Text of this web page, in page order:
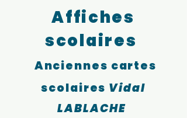
Affiches
scolaires
Anciennes cartes
scolaires Vidal
LABLACHE